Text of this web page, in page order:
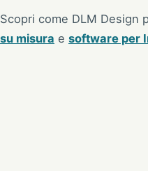
Scopri come DLM Design
su misura e software per